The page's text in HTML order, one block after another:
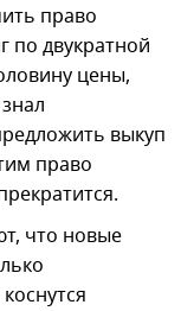
право
по двукратной
цены,
выкуп
право
что новые